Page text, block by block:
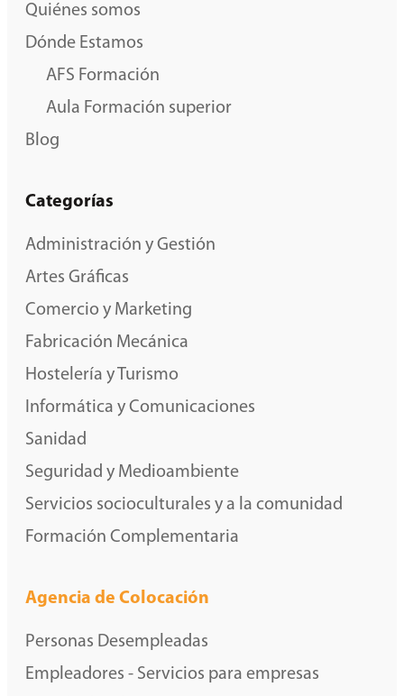
Quiénes somos
Dónde Estamos
AFS Formación
Aula Formación superior
Blog
Categorías
Administración y Gestión
Artes Gráficas
Comercio y Marketing
Fabricación Mecánica
Hostelería y Turismo
Informática y Comunicaciones
Sanidad
Seguridad y Medioambiente
Servicios socioculturales y a la comunidad
Formación Complementaria
Agencia de Colocación
Personas Desempleadas
Empleadores - Servicios para empresas